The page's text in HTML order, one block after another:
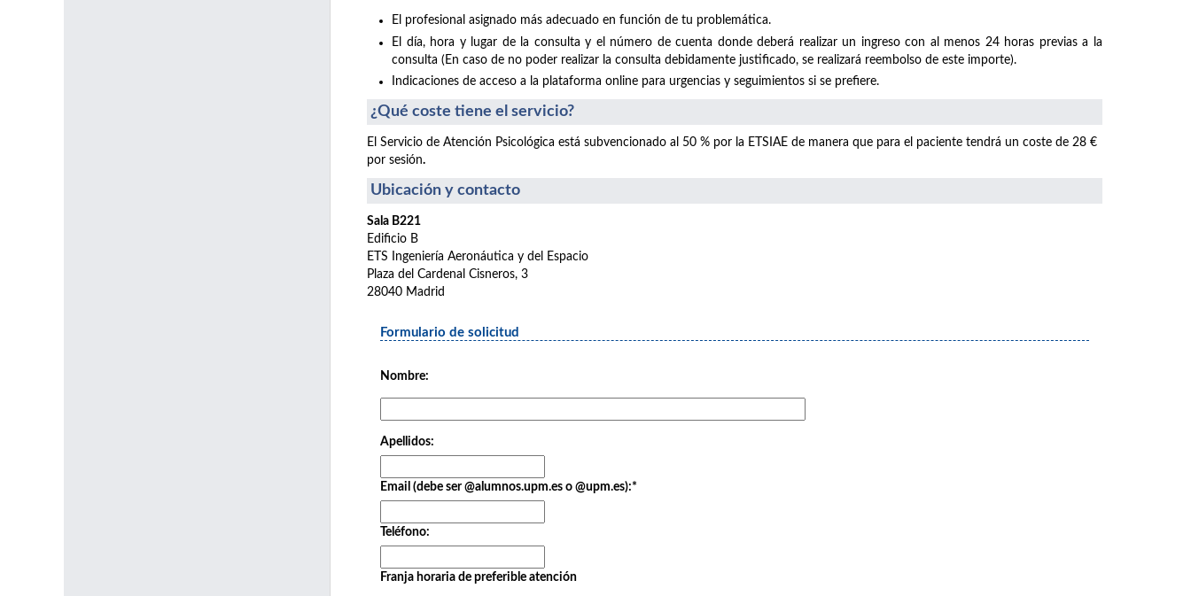
El profesional asignado más adecuado en función de tu problemática.
El día, hora y lugar de la consulta y el número de cuenta donde deberá realizar un ingreso con al menos 24 horas previas a la
consulta (En caso de no poder realizar la consulta debidamente justificado, se realizará reembolso de este importe).
Indicaciones de acceso a la plataforma online para urgencias y seguimientos si se prefiere.
¿Qué coste tiene el servicio?
El Servicio de Atención Psicológica está subvencionado al 50 % por la ETSIAE de manera que para el paciente tendrá un coste de 28 €
por sesión.
Ubicación y contacto
Sala B221
Edificio B
ETS Ingeniería Aeronáutica y del Espacio
Plaza del Cardenal Cisneros, 3
28040 Madrid
Formulario de solicitud
Nombre:
Apellidos:
Email (debe ser @alumnos.upm.es o @upm.es):*
Teléfono:
Franja horaria de preferible atención